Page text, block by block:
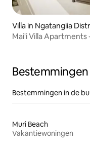
Villa in Ngatangiia
Mai'i Villa Apartments
Bestemmingen in de
Muri Beach
Vakantiewoningen